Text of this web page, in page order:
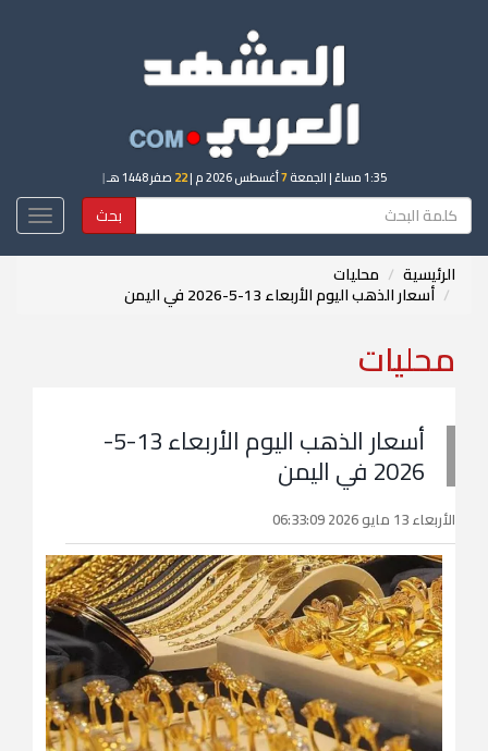
1:35 مساءً | الجمعة7أغسطس 2026 م | 22 صفر 1448 هـ |
بحث
الرئيسية محليات
أسعار الذهب اليوم الأربعاء 13-5-2026 في اليمن
محليات
أسعار الذهب اليوم الأربعاء 13-5-
2026 في اليمن
الأربعاء 13 مايو 2026 06:33:09